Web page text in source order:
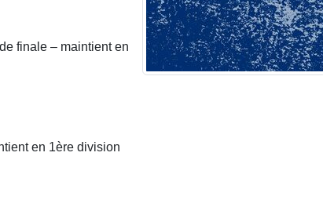
finale – maintient en
en 1ère division